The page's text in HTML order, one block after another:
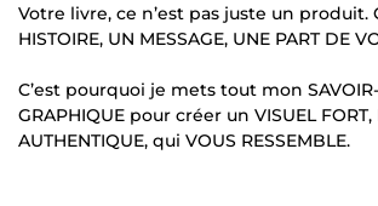
Votre livre, ce n’est pas juste un produit.
HISTOIRE, UN MESSAGE, UNE PART DE
C’est pourquoi je mets tout mon
GRAPHIQUE pour créer un VISUEL
AUTHENTIQUE, qui VOUS RESSEMBLE.